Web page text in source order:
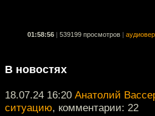
01:58:56 539199 просмотров
В новостях
18.07.24 16:20 Анатолий
ситуацию, комментарии: 22